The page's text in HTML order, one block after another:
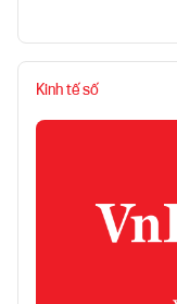
Kinh tế số